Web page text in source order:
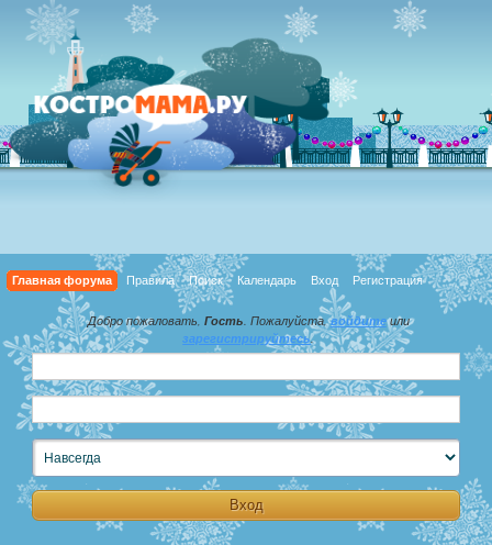
Главная форума Правила Поиск Календарь Вход Регистрация
Добро пожаловать, Гость . Пожалуйста,войдитеили
зарегистрируйтесь.